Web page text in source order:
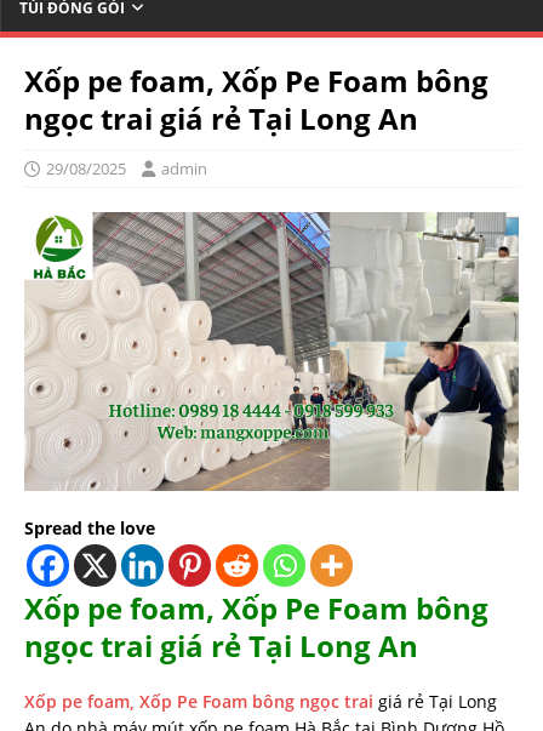
TÚI ĐÓNG GÓI
Xốp pe foam, Xốp Pe Foam bông
ngọc trai giá rẻ Tại Long An
29/08/2025 admin
Spread the love
Xốp pe foam, Xốp Pe Foam bông
ngọc trai giá rẻ Tại Long An
Xốp pe foam, Xốp Pe Foam bông ngọc trai giá rẻ Tại Long